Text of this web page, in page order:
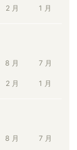
2 月 1 月
8 月 7 月
2 月 1 月
8 月 7 月